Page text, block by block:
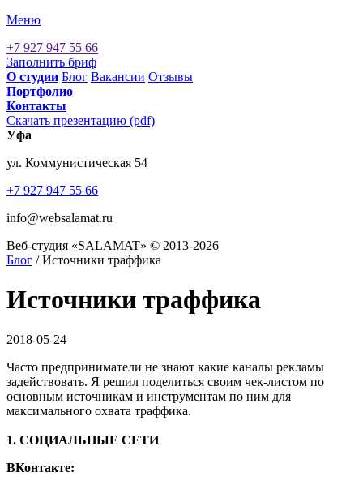
Меню
+7 927 947 55 66
Заполнить бриф
О cтудии Блог Вакансии Отзывы
Портфолио
Контакты
Скачать презентацию (pdf)
Уфа
ул. Коммунистическая 54
+7 927 947 55 66
info@websalamat.ru
Веб-студия «SALAMAT» © 2013-2026
Блог / Источники траффика
Источники траффика
2018-05-24
Часто предприниматели не знают какие каналы рекламы
задействовать. Я решил поделиться своим чек-листом по
основным источникам и инструментам по ним для
максимального охвата траффика.
1. СОЦИАЛЬНЫЕ СЕТИ
ВКонтакте: